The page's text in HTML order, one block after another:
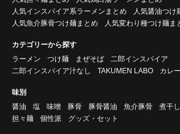
人気インスパイア系ラーメンまとめ
人気醤油つけ
人気魚介豚骨つけ麺まとめ
人気変わり種つけ麺ま
カテゴリーから探す
ラーメン
つけ麺 まぜそば
二郎インスパイア
二郎インスパイア汁なし
TAKUMEN LABO カレー
味別
醤油
塩 味噌 豚骨 豚骨醤油 魚介豚骨 煮干し
担々麺
個性派 グッズ・セット